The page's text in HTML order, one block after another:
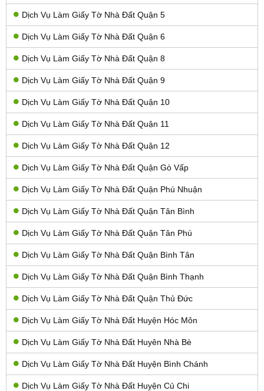
Dịch Vụ Làm Giấy Tờ Nhà Đất Quận 5
Dịch Vụ Làm Giấy Tờ Nhà Đất Quận 6
Dịch Vụ Làm Giấy Tờ Nhà Đất Quận 8
Dịch Vụ Làm Giấy Tờ Nhà Đất Quận 9
Dịch Vụ Làm Giấy Tờ Nhà Đất Quận 10
Dịch Vụ Làm Giấy Tờ Nhà Đất Quận 11
Dịch Vụ Làm Giấy Tờ Nhà Đất Quận 12
Dịch Vụ Làm Giấy Tờ Nhà Đất Quận Gò Vấp
Dịch Vụ Làm Giấy Tờ Nhà Đất Quận Phú Nhuận
Dịch Vụ Làm Giấy Tờ Nhà Đất Quận Tân Bình
Dịch Vụ Làm Giấy Tờ Nhà Đất Quận Tân Phú
Dịch Vụ Làm Giấy Tờ Nhà Đất Quận Bình Tân
Dịch Vụ Làm Giấy Tờ Nhà Đất Quận Bình Thạnh
Dịch Vụ Làm Giấy Tờ Nhà Đất Quận Thủ Đức
Dịch Vụ Làm Giấy Tờ Nhà Đất Huyện Hóc Môn
Dịch Vụ Làm Giấy Tờ Nhà Đất Huyên Nhà Bè
Dịch Vụ Làm Giấy Tờ Nhà Đất Huyện Bình Chánh
Dịch Vụ Làm Giấy Tờ Nhà Đất Huyện Củ Chi